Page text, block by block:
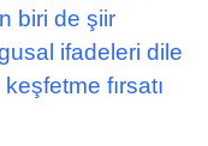
biri de şiir
ifadeleri dile
fırsatı